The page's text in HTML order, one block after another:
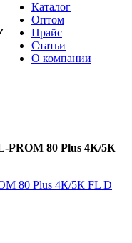
Каталог
Оптом
Прайс
Статьи
О компании
PROM 80 Plus 4К/5К